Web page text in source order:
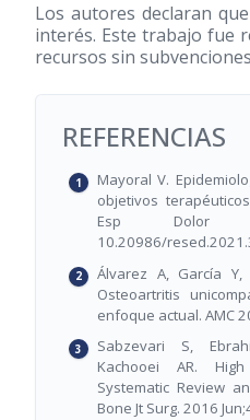
Los autores declaran
interés. Este trabajo fue
recursos sin
REFERENCIAS
Mayoral V.
objetivos
Esp Dolor
10.20986/
Álvarez A, García
Osteoartritis
enfoque actual. AMC
Sabzevari S,
Kachooei AR.
Systematic Review
Bone Jt Surg. 2016